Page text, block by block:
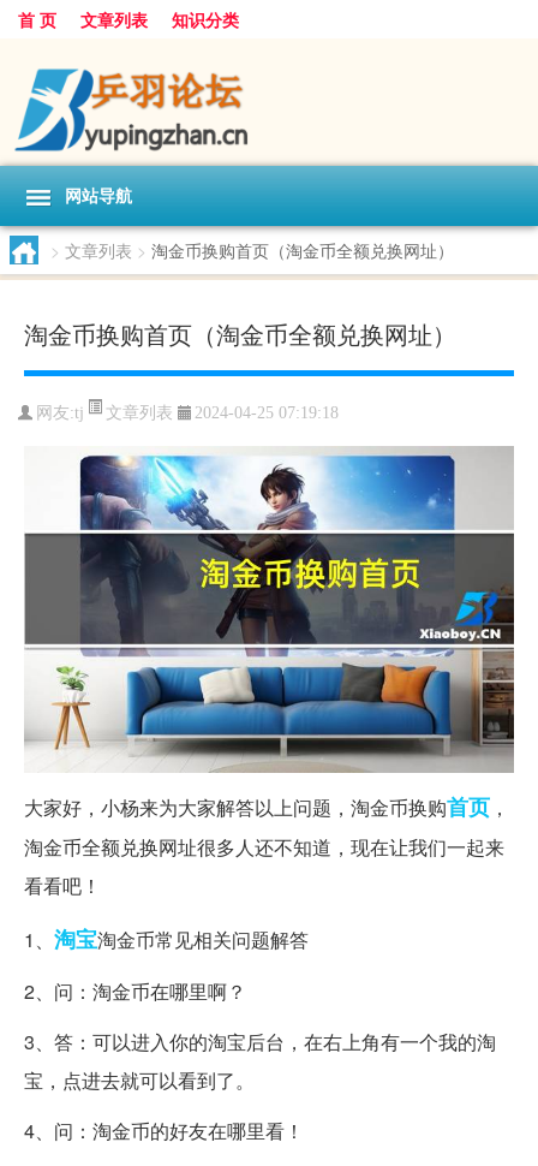
首 页 文章列表 知识分类
网站导航
> 文章列表 > 淘金币换购首页（淘金币全额兑换网址）
淘金币换购首页（淘金币全额兑换网址）
网友:tj 文章列表 2024-04-25 07:19:18
大家好，小杨来为大家解答以上问题，淘金币换购首页 ，
淘金币全额兑换网址很多人还不知道，现在让我们一起来
看看吧！
1、 淘宝淘金币常见相关问题解答
2、问：淘金币在哪里啊？
3、答：可以进入你的淘宝后台，在右上角有一个我的淘
宝，点进去就可以看到了。
4、问：淘金币的好友在哪里看！